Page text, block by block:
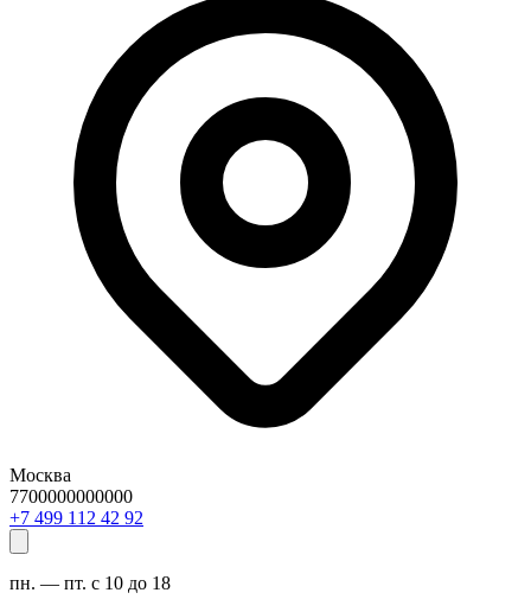
Москва
7700000000000
29 24 211 994 7+
пн. — пт. с 10 до 18